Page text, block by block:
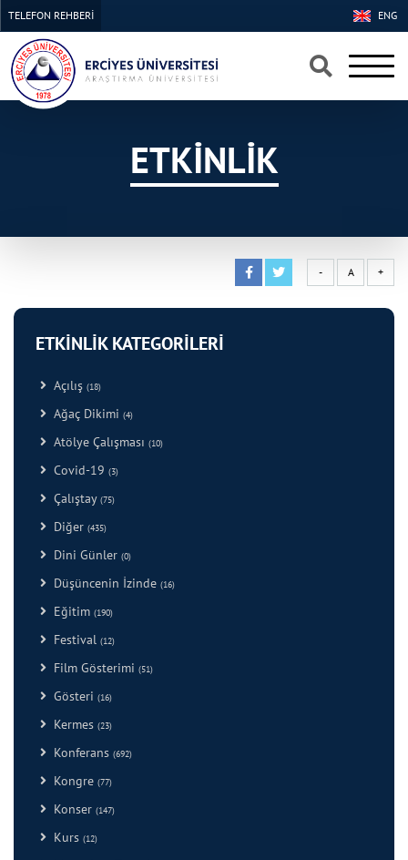
×
×
ENG
TELEFON REHBERİ
ETKİNLİK
- A +
ETKİNLİK KATEGORİLERİ
Açılış (18)
Ağaç Dikimi (4)
Atölye Çalışması (10)
Covid-19 (3)
Çalıştay (75)
Diğer (435)
Dini Günler (0)
Düşüncenin İzinde (16)
Eğitim (190)
Festival (12)
Film Gösterimi (51)
Gösteri (16)
Kermes (23)
Konferans (692)
Kongre (77)
Konser (147)
Kurs (12)